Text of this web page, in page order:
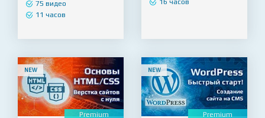
разработка веб сайтов
на Python
Профи!
NEW NEW